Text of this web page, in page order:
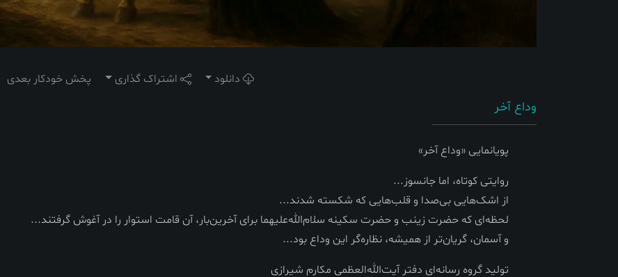
دانلود اشتراک گذاری پخش خودکار بعدی
وداع آخر
پویانمایی «وداع آخر»
روایتی کوتاه، اما جانسوز...
از اشک‌هایی بی‌صدا و قلب‌هایی که شکسته شدند...
لحظه‌ای که حضرت زینب و حضرت سکینه سلام‌الله‌علیهما برای آخرین‌بار، آن قامت استوار را در آغوش گرفتند...
و آسمان، گریان‌تر از همیشه، نظاره‌گر این وداع بود...
تولید گروه رسانه‌ای دفتر آیت‌الله‌العظمی مکارم شیرازی